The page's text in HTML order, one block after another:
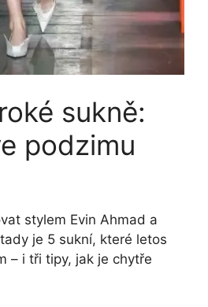
sukně:
podzimu
stylem Evin Ahmad a
je 5 sukní, které letos
– i tři tipy, jak je chytře